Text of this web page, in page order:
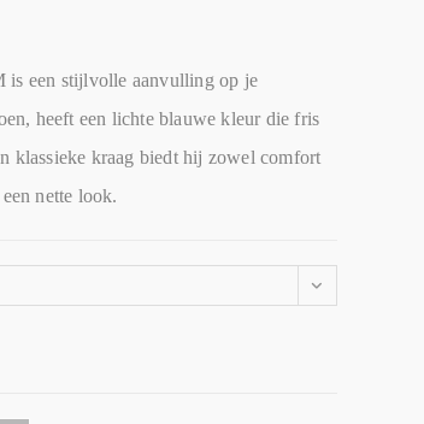
een stijlvolle aanvulling op je
heeft een lichte blauwe kleur die fris
klassieke kraag biedt hij zowel comfort
nette look.